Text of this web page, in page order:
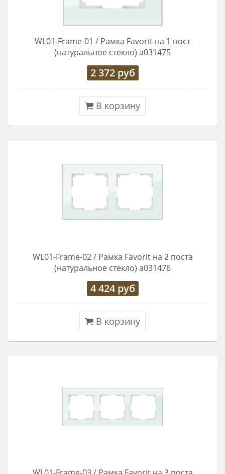
WL01-Frame-01 / Рамка Favorit на 1 пост
(натуральное стекло) a031475
2 372руб
В корзину
WL01-Frame-02 / Рамка Favorit на 2 поста
(натуральное стекло) a031476
4 424руб
В корзину